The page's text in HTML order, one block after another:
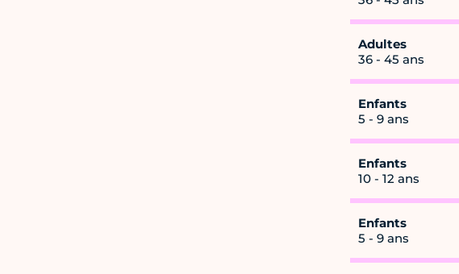
Adultes
36 - 45 ans
Enfants
5 - 9 ans
Enfants
10 - 12 ans
Enfants
5 - 9 ans